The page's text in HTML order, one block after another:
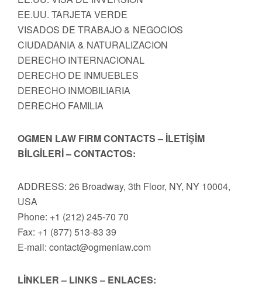
EE.UU. TARJETA VERDE
VISADOS DE TRABAJO & NEGOCIOS
CIUDADANIA & NATURALIZACION
DERECHO INTERNACIONAL
DERECHO DE INMUEBLES
DERECHO INMOBILIARIA
DERECHO FAMILIA
OGMEN LAW FIRM CONTACTS – İLETİŞİM
BİLGİLERİ – CONTACTOS:
ADDRESS: 26 Broadway, 3th Floor, NY, NY 10004,
USA
Phone: +1 (212) 245-70 70
Fax: +1 (877) 513-83 39
E-mail: contact@ogmenlaw.com
LİNKLER – LINKS – ENLACES: